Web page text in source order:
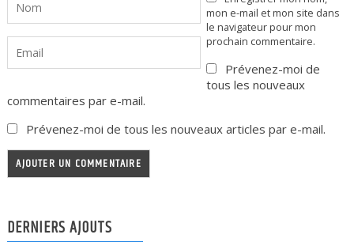
mon e-mail et mon site dans
le navigateur pour mon
prochain commentaire.
Prévenez-moi de
tous les nouveaux
commentaires par e-mail.
Prévenez-moi de tous les nouveaux articles par e-mail.
DERNIERS AJOUTS